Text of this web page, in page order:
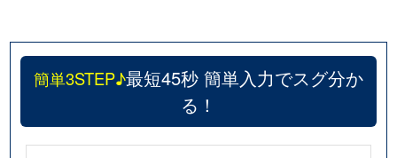
簡単3STEP♪最短45秒 簡単入力でスグ分か
る！